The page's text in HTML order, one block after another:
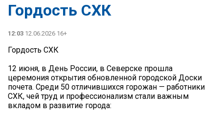
Гордость СХК
12:03 12.06.2026 16+
Гордость СХК
12 июня, в День России, в Северске прошла
церемония открытия обновленной городской Доски
почета. Среди 50 отличившихся горожан — работники
СХК, чей труд и профессионализм стали важным
вкладом в развитие города: